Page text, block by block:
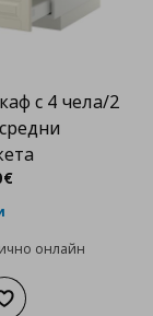
с 4 чела/2
€
онлайн
στο καλάθι
Добави към